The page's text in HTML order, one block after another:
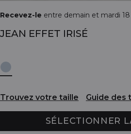
Recevez-le entre demain et mardi 18
JEAN EFFET IRISÉ
Trouvez votre taille Guide des
SÉLECTIONNER